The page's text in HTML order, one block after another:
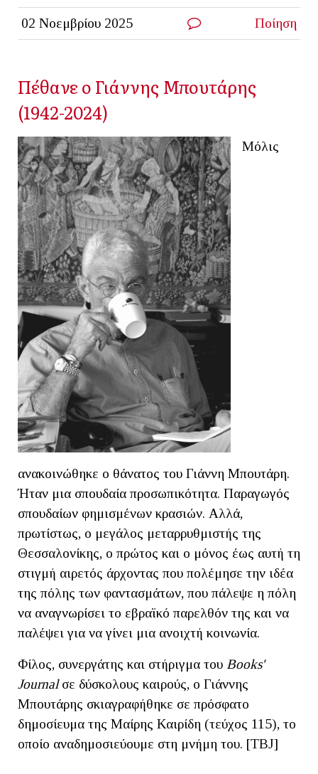
02 Νοεμβρίου 2025 Ποίηση
Πέθανε ο Γιάννης Μπουτάρης
(1942-2024)
Μόλις
ανακοινώθηκε ο θάνατος του Γιάννη Μπουτάρη.
Ήταν μια σπουδαία προσωπικότητα. Παραγωγός
σπουδαίων φημισμένων κρασιών. Αλλά,
πρωτίστως, ο μεγάλος μεταρρυθμιστής της
Θεσσαλονίκης, ο πρώτος και ο μόνος έως αυτή τη
στιγμή αιρετός άρχοντας που πολέμησε την ιδέα
της πόλης των φαντασμάτων, που πάλεψε η πόλη
να αναγνωρίσει το εβραϊκό παρελθόν της και να
παλέψει για να γίνει μια ανοιχτή κοινωνία.
Φίλος, συνεργάτης και στήριγμα του Books'
Journalσε δύσκολους καιρούς, ο Γιάννης
Μπουτάρης σκιαγραφήθηκε σε πρόσφατο
δημοσίευμα της Μαίρης Καιρίδη (τεύχος 115), το
οποίο αναδημοσιεύουμε στη μνήμη του. [ΤΒJ]